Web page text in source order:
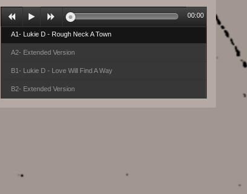
A1- Lukie D - Rough Neck A Town
A2- Extended Version
B1- Lukie D - Love Will Find A Way
B2- Extended Version
00:00